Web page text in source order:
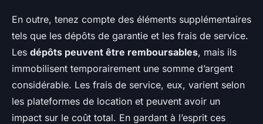
En outre, tenez compte des éléments supplémentaires
tels que les dépôts de garantie et les frais de service.
Les dépôts peuvent être remboursables, mais ils
immobilisent temporairement une somme d’argent
considérable. Les frais de service, eux, varient selon
les plateformes de location et peuvent avoir un
impact sur le coût total. En gardant à l’esprit ces